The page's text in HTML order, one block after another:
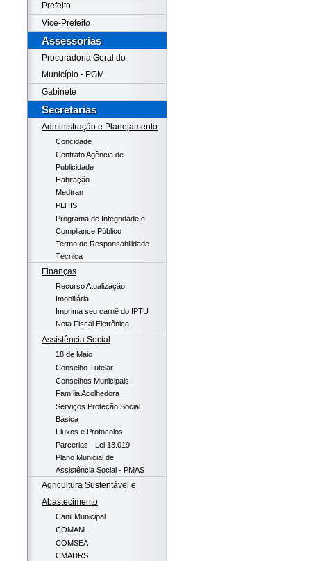
Prefeito
Vice-Prefeito
Assessorias
Procuradoria Geral do
Município - PGM
Gabinete
Secretarias
Administração e Planejamento
Concidade
Contrato Agência de
Publicidade
Habitação
Medtran
PLHIS
Programa de Integridade e
Compliance Público
Termo de Responsabilidade
Técnica
Finanças
Recurso Atualização
Imobiliária
Imprima seu carnê do IPTU
Nota Fiscal Eletrônica
Assistência Social
18 de Maio
Conselho Tutelar
Conselhos Municipais
Família Acolhedora
Serviços Proteção Social
Básica
Fluxos e Protocolos
Parcerias - Lei 13.019
Plano Municial de
Assistência Social - PMAS
Agricultura Sustentável e
Abastecimento
Canil Municipal
COMAM
COMSEA
CMADRS